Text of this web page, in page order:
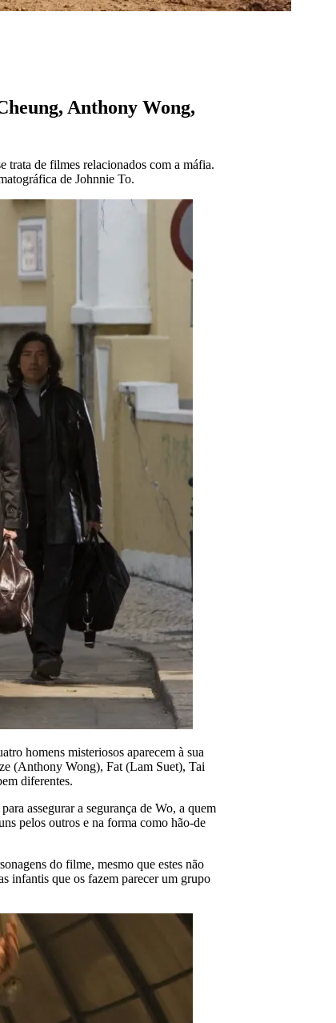
Anthony Wong,
trata de filmes relacionados com a máfia.
de Johnnie To.
homens misteriosos aparecem à sua
(Anthony Wong), Fat (Lam Suet), Tai
diferentes.
assegurar a segurança de Wo, a quem
pelos outros e na forma como hão-de
do filme, mesmo que estes não
infantis que os fazem parecer um grupo